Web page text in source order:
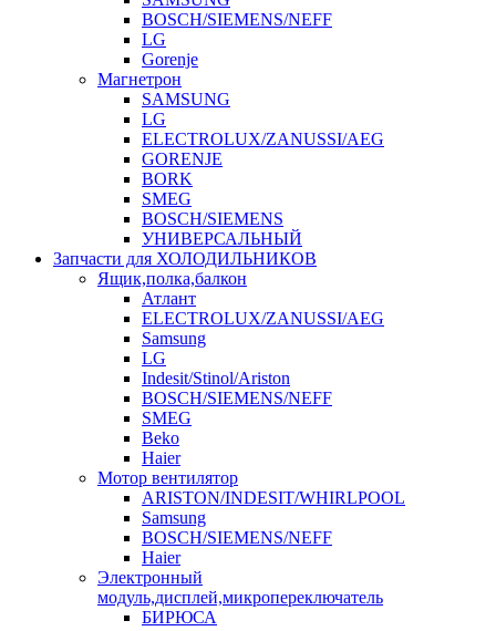
BOSCH/SIEMENS/NEFF
LG
Gorenje
Магнетрон
SAMSUNG
LG
ELECTROLUX/ZANUSSI/AEG
GORENJE
BORK
SMEG
BOSCH/SIEMENS
УНИВЕРСАЛЬНЫЙ
Запчасти для ХОЛОДИЛЬНИКОВ
Ящик,полка,балкон
Атлант
ELECTROLUX/ZANUSSI/AEG
Samsung
LG
Indesit/Stinol/Ariston
BOSCH/SIEMENS/NEFF
SMEG
Beko
Haier
Мотор вентилятор
ARISTON/INDESIT/WHIRLPOOL
Samsung
BOSCH/SIEMENS/NEFF
Haier
Электронный
модуль,дисплей,микропереключатель
БИРЮСА